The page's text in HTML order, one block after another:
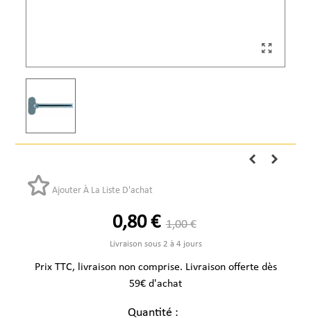
Ajouter À La Liste D'achat
0,80 € 1,00 €
Livraison sous 2 à 4 jours
Prix TTC, livraison non comprise. Livraison offerte dès
59€ d'achat
Quantité :